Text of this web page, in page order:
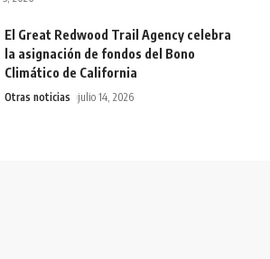
El Great Redwood Trail Agency celebra
la asignación de fondos del Bono
Climático de California
Otras noticias julio 14, 2026